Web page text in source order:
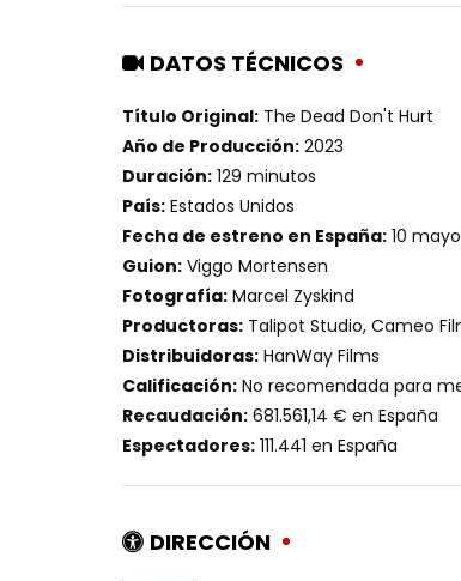
DATOS TÉCNICOS
Título Original: The Dead Don't Hurt
Año de Producción: 2023
Duración: 129 minutos
País: Estados Unidos
Fecha de estreno en España: 10
Guion: Viggo Mortensen
Fotografía: Marcel Zyskind
Productoras: Talipot Studio, Cameo
Distribuidoras: HanWay Films
Calificación: No recomendada para
Recaudación: 681.561,14 € en España
Espectadores: 111.441 en España
DIRECCIÓN